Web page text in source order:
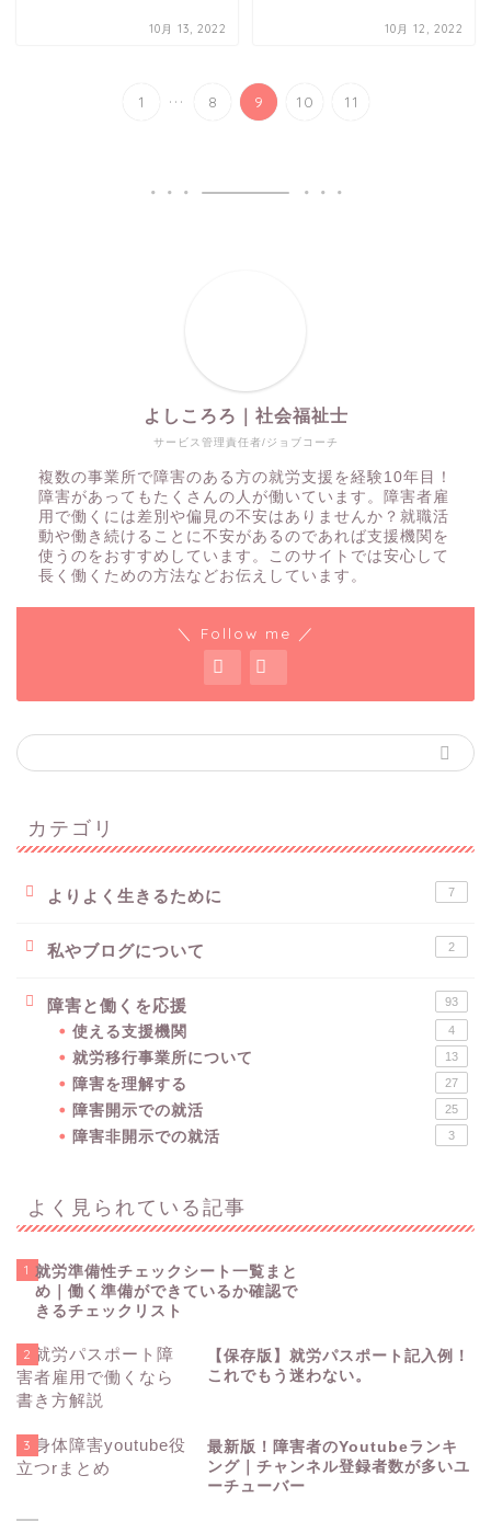
10月 13, 2022 10月 12, 2022
1 ... 8 9 10 11
サービス管理責任者/ジョブコーチ
よしころろ｜社会福祉士
複数の事業所で障害のある方の就労支援を経験10年目！
障害があってもたくさんの人が働いています。障害者雇
用で働くには差別や偏見の不安はありませんか？就職活
動や働き続けることに不安があるのであれば支援機関を
使うのをおすすめしています。このサイトでは安心して
長く働くための方法などお伝えしています。
＼ Follow me ／
カテゴリ
よりよく生きるために 7
私やブログについて 2
障害と働くを応援 93
使える支援機関 4
就労移行事業所について 13
障害を理解する 27
障害開示での就活 25
障害非開示での就活 3
よく見られている記事
1 就労準備性チェックシート一覧まと
め｜働く準備ができているか確認で
きるチェックリスト
2
【保存版】就労パスポート記入例！
これでもう迷わない。
3
最新版！障害者のYoutubeランキ
ング｜チャンネル登録者数が多いユ
ーチューバー
障害を理解する
障害非開示での就活